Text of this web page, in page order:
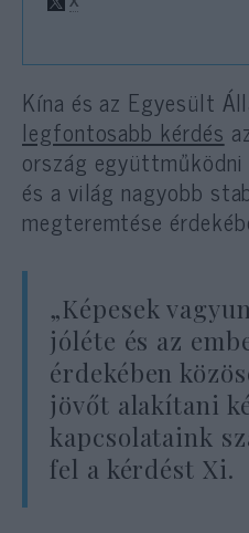
Kína és az Egyesült
legfontosabb kérdés
ország
és a világ nagyobb
megteremtése
„Képesek
jóléte és az
érdekében
jövőt alakítani
kapcsolataink
fel a kérdést Xi.